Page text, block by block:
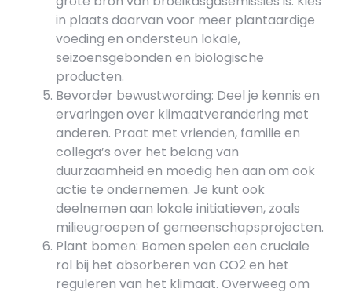
in plaats daarvan voor meer plantaardige
voeding en ondersteun lokale,
seizoensgebonden en biologische
producten.
Bevorder bewustwording: Deel je kennis en
ervaringen over klimaatverandering met
anderen. Praat met vrienden, familie en
collega’s over het belang van
duurzaamheid en moedig hen aan om ook
actie te ondernemen. Je kunt ook
deelnemen aan lokale initiatieven, zoals
milieugroepen of gemeenschapsprojecten.
Plant bomen: Bomen spelen een cruciale
rol bij het absorberen van CO2 en het
reguleren van het klimaat. Overweeg om